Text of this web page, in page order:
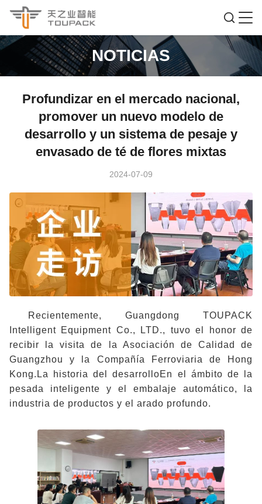
NOTICIAS
Profundizar en el mercado nacional,
promover un nuevo modelo de
desarrollo y un sistema de pesaje y
envasado de té de flores mixtas
2024-07-09
Recientemente, Guangdong TOUPACK
Intelligent Equipment Co., LTD., tuvo el honor de
recibir la visita de la Asociación de Calidad de
Guangzhou y la Compañía Ferroviaria de Hong
Kong.La historia del desarrolloEn el ámbito de la
pesada inteligente y el embalaje automático, la
industria de productos y el arado profundo.